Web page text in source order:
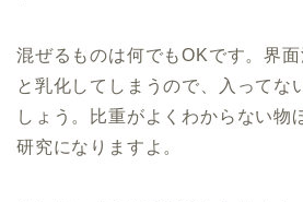
混ぜるものは何でもOKです。界
と乳化してしまうので、入ってな
しょう。比重がよくわからない物
研究になりますよ。